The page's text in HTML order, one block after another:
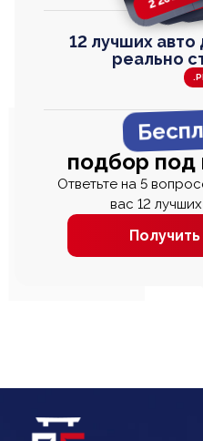
12 лучших авто
реально
подбор
Ответьте на 5
вас 12